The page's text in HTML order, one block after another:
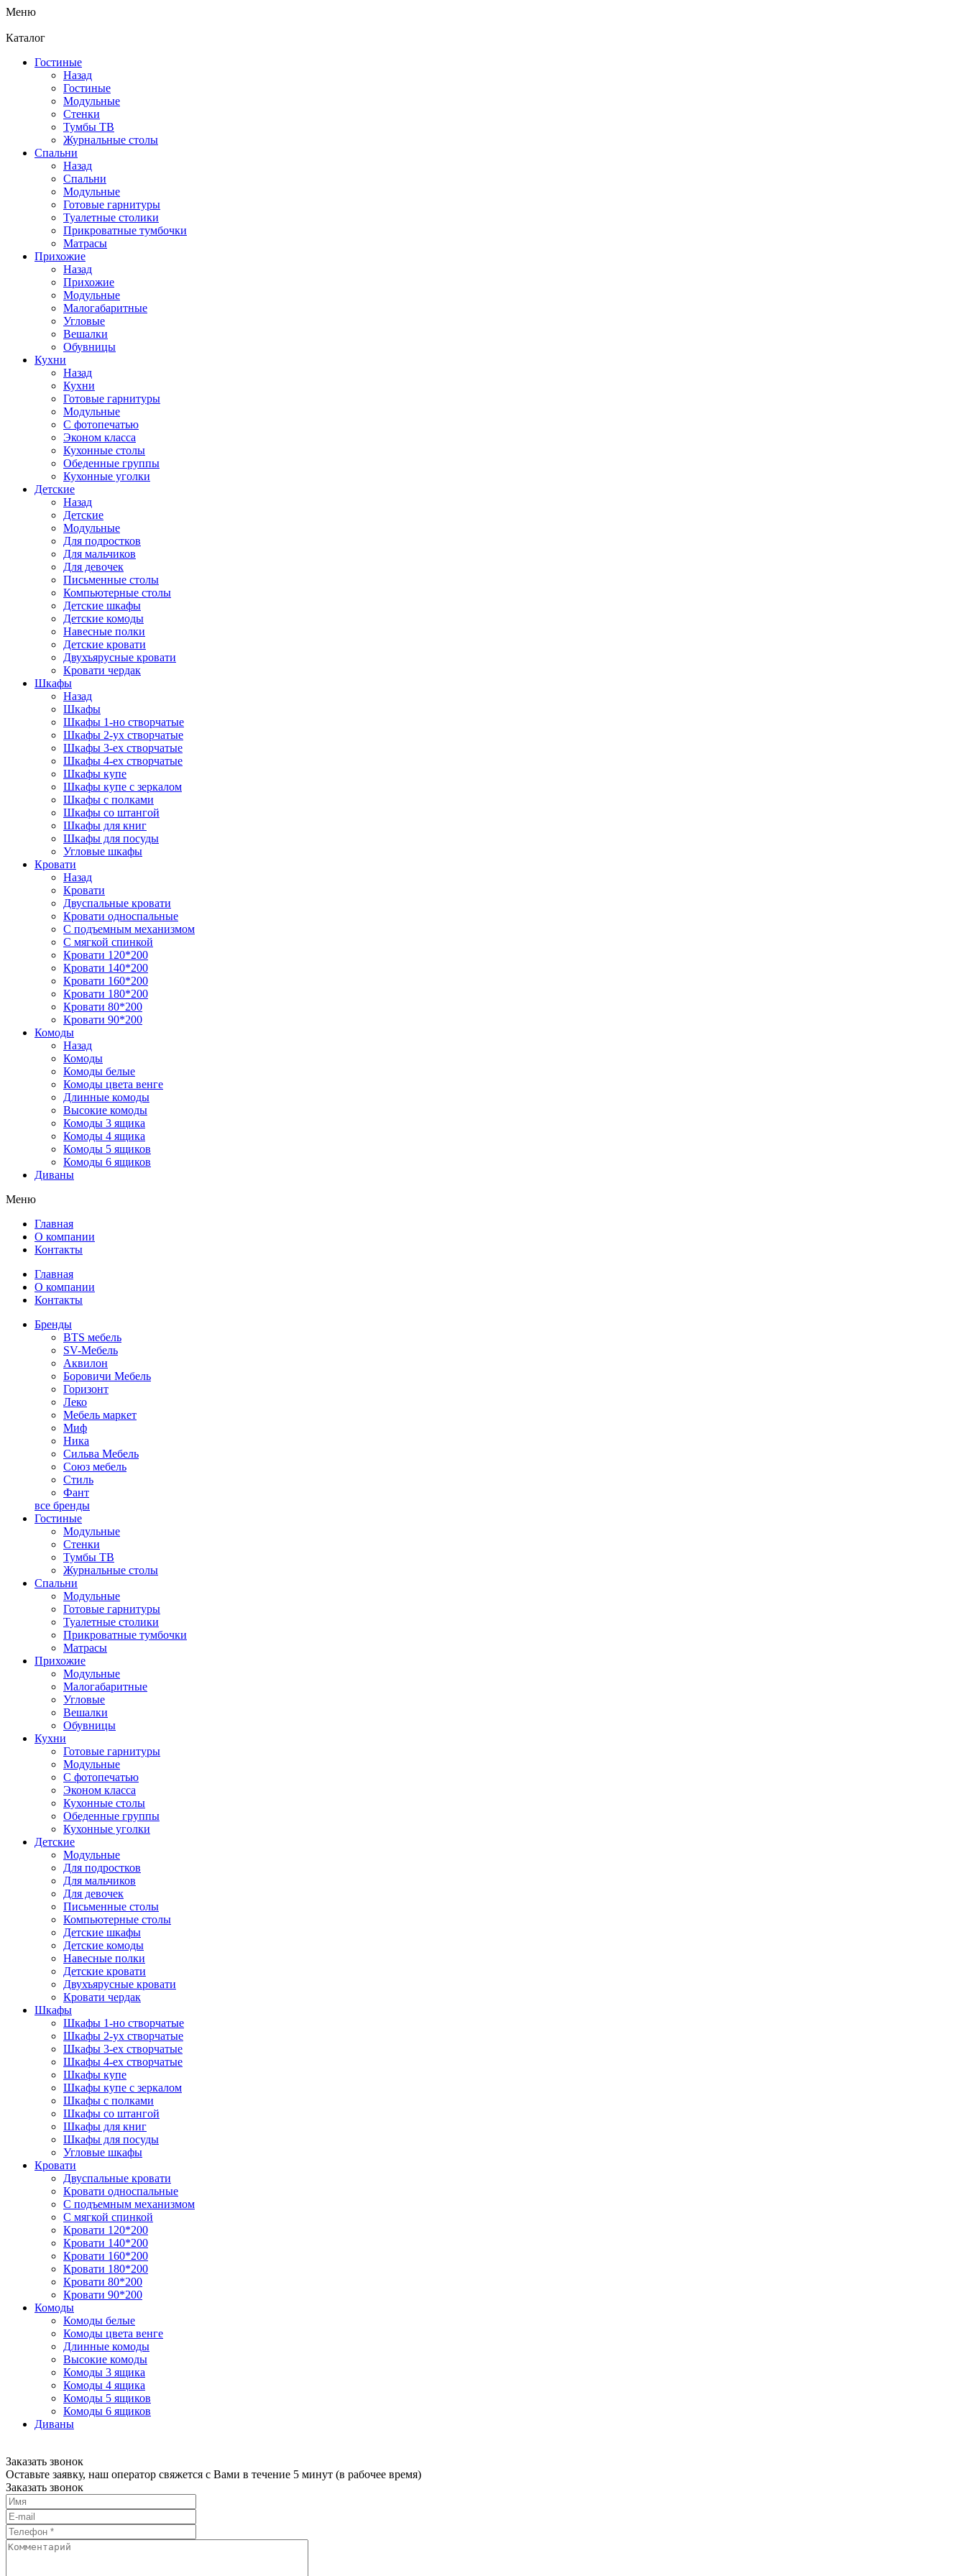
Меню
Каталог
Гостиные
Назад
Гостиные
Модульные
Стенки
Тумбы ТВ
Журнальные столы
Спальни
Назад
Спальни
Модульные
Готовые гарнитуры
Туалетные столики
Прикроватные тумбочки
Матрасы
Прихожие
Назад
Прихожие
Модульные
Малогабаритные
Угловые
Вешалки
Обувницы
Кухни
Назад
Кухни
Готовые гарнитуры
Модульные
С фотопечатью
Эконом класса
Кухонные столы
Обеденные группы
Кухонные уголки
Детские
Назад
Детские
Модульные
Для подростков
Для мальчиков
Для девочек
Письменные столы
Компьютерные столы
Детские шкафы
Детские комоды
Навесные полки
Детские кровати
Двухъярусные кровати
Кровати чердак
Шкафы
Назад
Шкафы
Шкафы 1-но створчатые
Шкафы 2-ух створчатые
Шкафы 3-ех створчатые
Шкафы 4-ех створчатые
Шкафы купе
Шкафы купе с зеркалом
Шкафы с полками
Шкафы со штангой
Шкафы для книг
Шкафы для посуды
Угловые шкафы
Кровати
Назад
Кровати
Двуспальные кровати
Кровати односпальные
С подъемным механизмом
С мягкой спинкой
Кровати 120*200
Кровати 140*200
Кровати 160*200
Кровати 180*200
Кровати 80*200
Кровати 90*200
Комоды
Назад
Комоды
Комоды белые
Комоды цвета венге
Длинные комоды
Высокие комоды
Комоды 3 ящика
Комоды 4 ящика
Комоды 5 ящиков
Комоды 6 ящиков
Диваны
Меню
Главная
О компании
Контакты
Главная
О компании
Контакты
Бренды
BTS мебель
SV-Мебель
Аквилон
Боровичи Мебель
Горизонт
Леко
Мебель маркет
Миф
Ника
Сильва Мебель
Союз мебель
Стиль
Фант
все бренды
Гостиные
Модульные
Стенки
Тумбы ТВ
Журнальные столы
Спальни
Модульные
Готовые гарнитуры
Туалетные столики
Прикроватные тумбочки
Матрасы
Прихожие
Модульные
Малогабаритные
Угловые
Вешалки
Обувницы
Кухни
Готовые гарнитуры
Модульные
С фотопечатью
Эконом класса
Кухонные столы
Обеденные группы
Кухонные уголки
Детские
Модульные
Для подростков
Для мальчиков
Для девочек
Письменные столы
Компьютерные столы
Детские шкафы
Детские комоды
Навесные полки
Детские кровати
Двухъярусные кровати
Кровати чердак
Шкафы
Шкафы 1-но створчатые
Шкафы 2-ух створчатые
Шкафы 3-ех створчатые
Шкафы 4-ех створчатые
Шкафы купе
Шкафы купе с зеркалом
Шкафы с полками
Шкафы со штангой
Шкафы для книг
Шкафы для посуды
Угловые шкафы
Кровати
Двуспальные кровати
Кровати односпальные
С подъемным механизмом
С мягкой спинкой
Кровати 120*200
Кровати 140*200
Кровати 160*200
Кровати 180*200
Кровати 80*200
Кровати 90*200
Комоды
Комоды белые
Комоды цвета венге
Длинные комоды
Высокие комоды
Комоды 3 ящика
Комоды 4 ящика
Комоды 5 ящиков
Комоды 6 ящиков
Диваны
Заказать звонок
Оставьте заявку, наш оператор свяжется с Вами в течение 5 минут (в рабочее время)
Заказать звонок